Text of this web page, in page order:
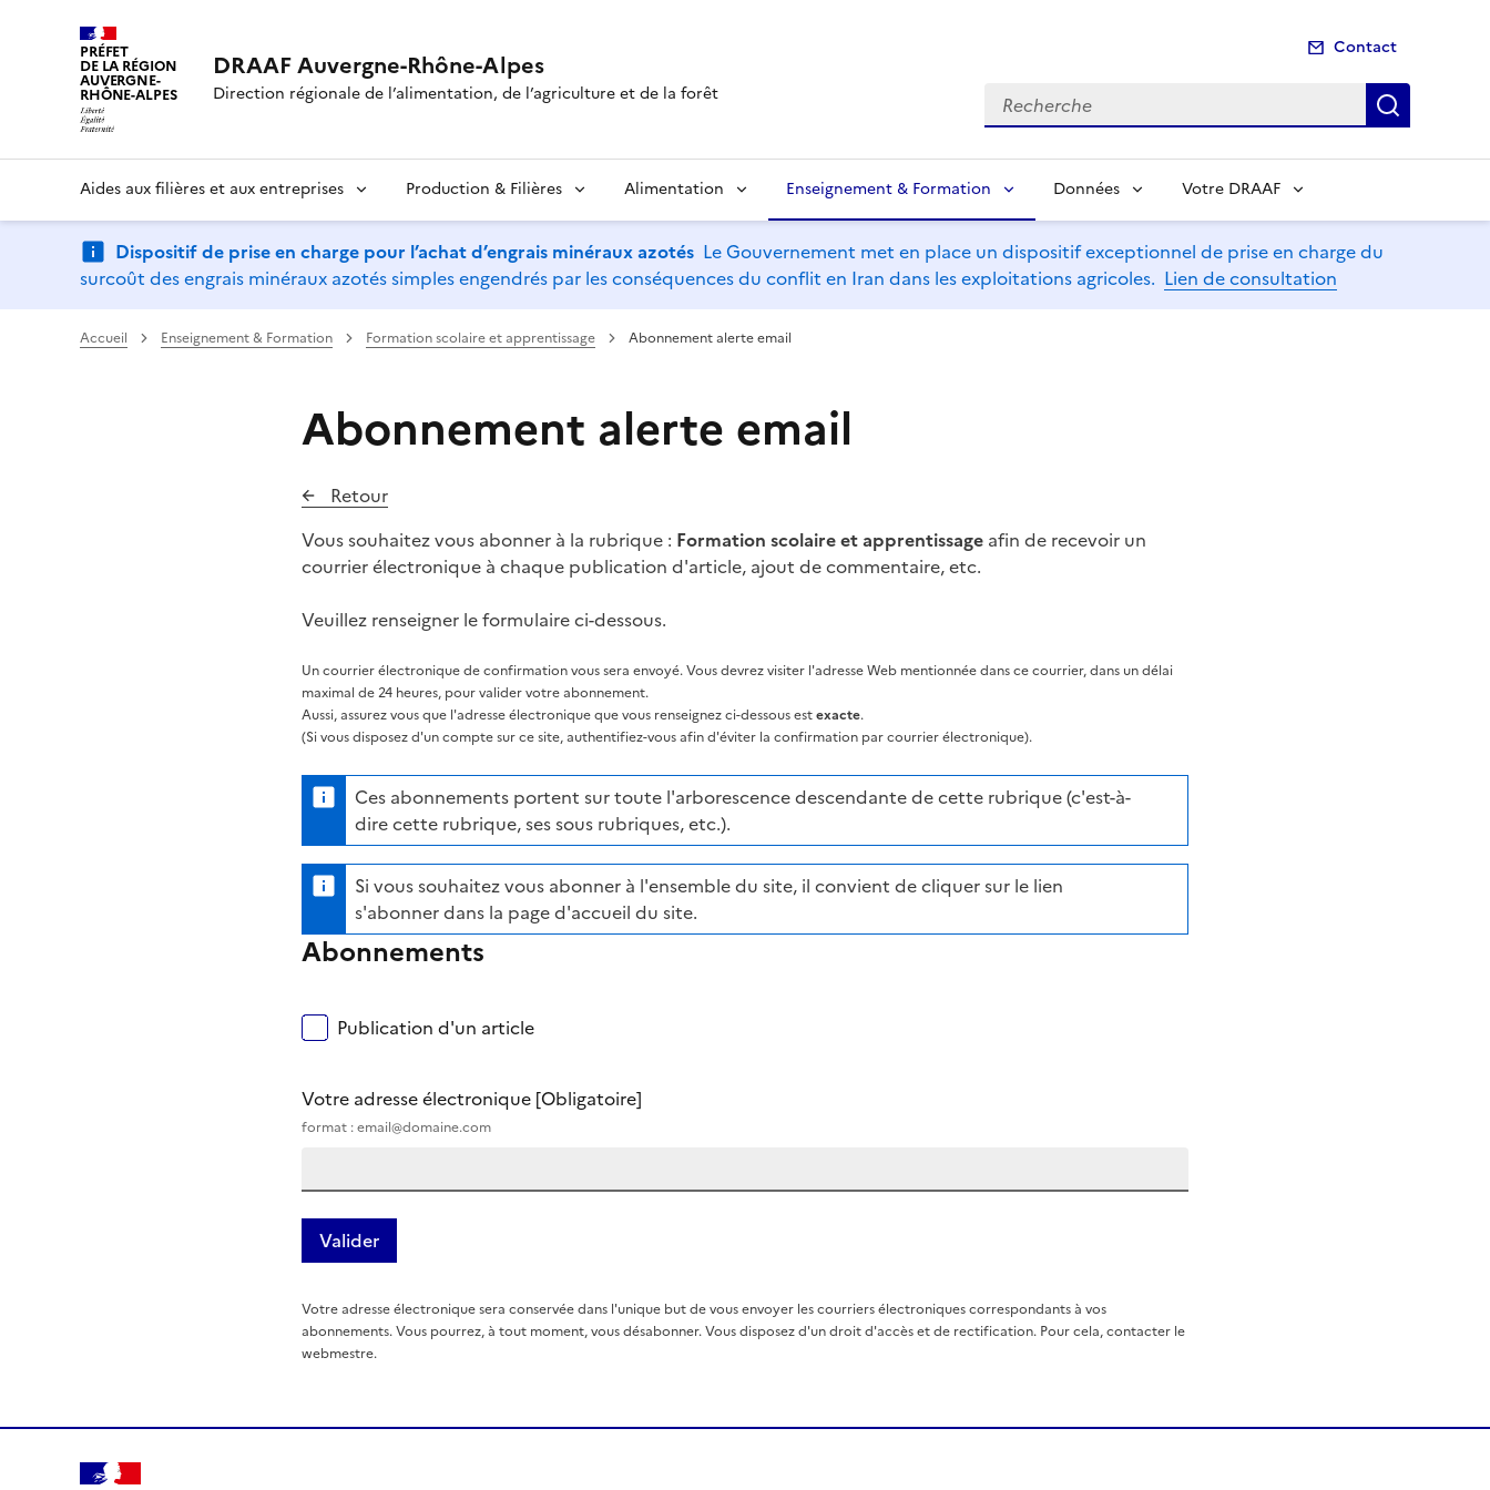
PRÉFET
DE LA RÉGION
AUVERGNE-
RHÔNE-ALPES
DRAAF Auvergne-Rhône-Alpes
Direction régionale de l’alimentation, de l’agriculture et de la forêt
Contact
Recherche
Aides aux filières et aux entreprises Production & Filières Alimentation Enseignement & Formation Données Votre DRAAF
Dispositif de prise en charge pour l’achat d’engrais minéraux azotés Le Gouvernement met en place un dispositif exceptionnel de prise en charge du
surcoût des engrais minéraux azotés simples engendrés par les conséquences du conflit en Iran dans les exploitations agricoles. Lien de consultation
Accueil Enseignement & Formation Formation scolaire et apprentissage Abonnement alerte email
Abonnement alerte email
Retour
Vous souhaitez vous abonner à la rubrique : Formation scolaire et apprentissage afin de recevoir un
courrier électronique à chaque publication d'article, ajout de commentaire, etc.
Veuillez renseigner le formulaire ci-dessous.
Un courrier électronique de confirmation vous sera envoyé. Vous devrez visiter l'adresse Web mentionnée dans ce courrier, dans un délai
maximal de 24 heures, pour valider votre abonnement.
Aussi, assurez vous que l'adresse électronique que vous renseignez ci-dessous estexacte.
(Si vous disposez d'un compte sur ce site, authentifiez-vous afin d'éviter la confirmation par courrier électronique).
Ces abonnements portent sur toute l'arborescence descendante de cette rubrique (c'est-à-
dire cette rubrique, ses sous rubriques, etc.).
Si vous souhaitez vous abonner à l'ensemble du site, il convient de cliquer sur le lien
s'abonner dans la page d'accueil du site.
Abonnements
Publication d'un article
Votre adresse électronique [Obligatoire]
format : email@domaine.com
Votre adresse électronique sera conservée dans l'unique but de vous envoyer les courriers électroniques correspondants à vos
abonnements. Vous pourrez, à tout moment, vous désabonner. Vous disposez d'un droit d'accès et de rectification. Pour cela, contacter le
webmestre.